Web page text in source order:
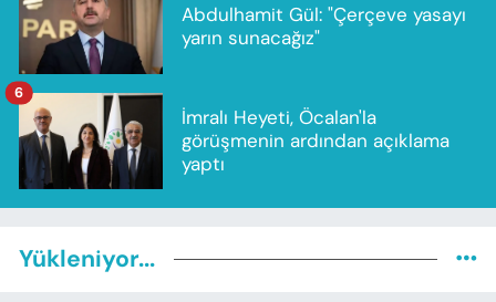
Abdulhamit Gül: "Çerçeve yasayı
yarın sunacağız"
İmralı Heyeti, Öcalan'la
görüşmenin ardından açıklama
yaptı
6
Yükleniyor...